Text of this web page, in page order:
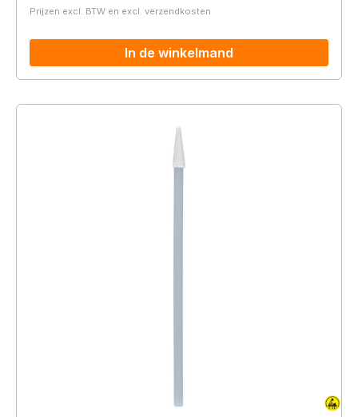
Prijzen excl. BTW en excl. verzendkosten
In de winkelmand